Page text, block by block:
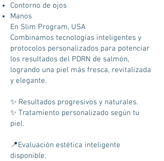
Contorno de ojos
Manos
En Slim Program, USA
Combinamos tecnologías inteligentes y
protocolos personalizados para potenciar
los resultados del PDRN de salmón,
logrando una piel más fresca, revitalizada
y elegante.
✨ Resultados progresivos y naturales.
✨ Tratamiento personalizado según tu
piel.
📍Evaluación estética inteligente
disponible.